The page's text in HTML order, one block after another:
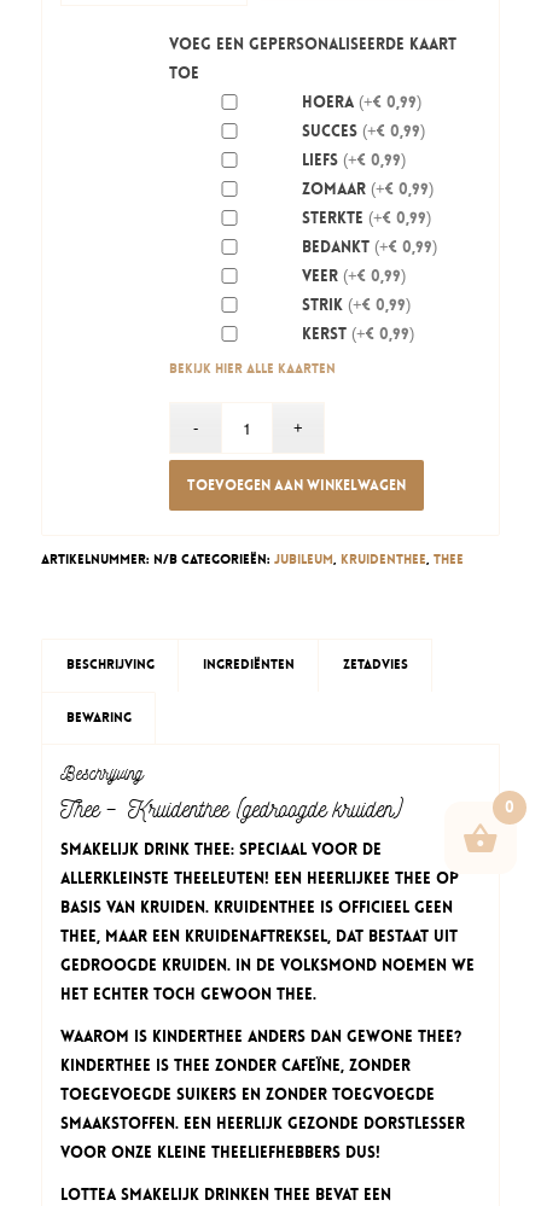
Voeg een gepersonaliseerde kaart
toe
Hoera (+€ 0,99)
Succes (+€ 0,99)
Liefs (+€ 0,99)
Zomaar (+€ 0,99)
Sterkte (+€ 0,99)
Bedankt (+€ 0,99)
Veer (+€ 0,99)
Strik (+€ 0,99)
Kerst (+€ 0,99)
Bekijk hier alle kaarten
Toevoegen aan winkelwagen
Artikelnummer: N/B Categorieën: Jubileum, Kruidenthee, Thee
Beschrijving Ingrediënten Zetadvies
Bewaring
Beschrijving
Thee – Kruidenthee (gedroogde kruiden)
Smakelijk Drink thee: speciaal voor de
allerkleinste theeleuten! Een heerlijkee thee op
basis van kruiden. Kruidenthee is officieel geen
thee, maar een kruidenaftreksel, dat bestaat uit
gedroogde kruiden. In de volksmond noemen we
het echter toch gewoon thee.
Waarom is kinderthee anders dan gewone thee?
Kinderthee is thee zonder cafeïne, zonder
toegevoegde suikers en zonder toegvoegde
smaakstoffen. Een heerlijk gezonde dorstlesser
voor onze kleine theeliefhebbers dus!
Lottea Smakelijk Drinken thee bevat een
0